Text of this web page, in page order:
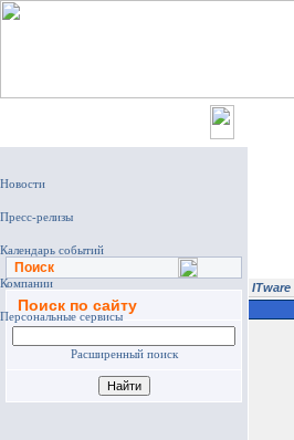
Поиск
Поиск по сайту
Расширенный поиск
ITware